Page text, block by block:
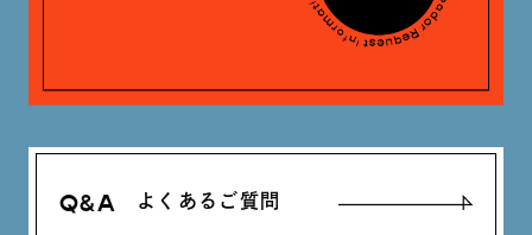
Q&A よくあるご質問